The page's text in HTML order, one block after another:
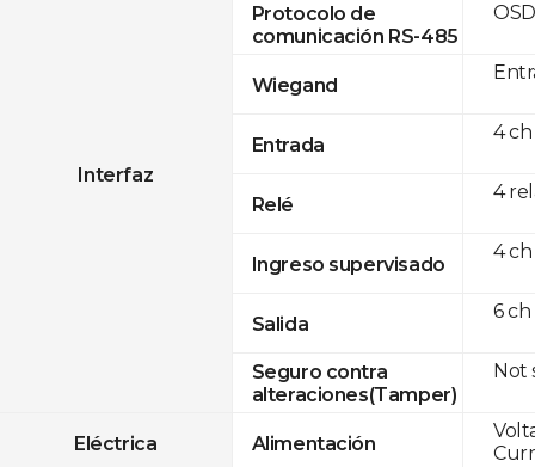
Interfaz
Protocolo de
comunicación RS-485
Wiegand
Entrada
Relé
Ingreso supervisado
Salida
Seguro contra
alteraciones(Tamper)
Eléctrica Alimentación
4 ch
4
4 ch
6 ch
Not